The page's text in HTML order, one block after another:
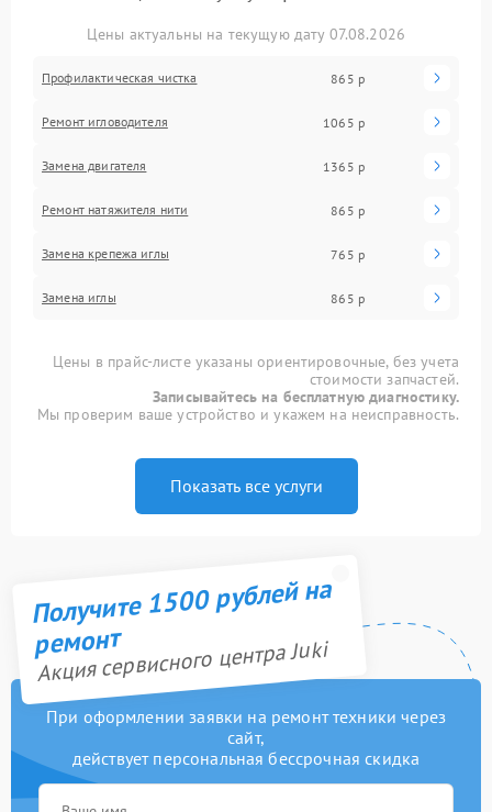
Цены актуальны на текущую дату 07.08.2026
Профилактическая чистка 865 р
Ремонт игловодителя 1065 р
Замена двигателя 1365 р
Ремонт натяжителя нити 865 р
Замена крепежа иглы 765 р
Замена иглы 865 р
Цены в прайс-листе указаны ориентировочные, без учета
стоимости запчастей.
Записывайтесь на бесплатную диагностику.
Мы проверим ваше устройство и укажем на неисправность.
Показать все услуги
Получите 1500 рублей на
ремонт
Акция сервисного центра Juki
При оформлении заявки на ремонт техники через
сайт,
действует персональная бессрочная скидка